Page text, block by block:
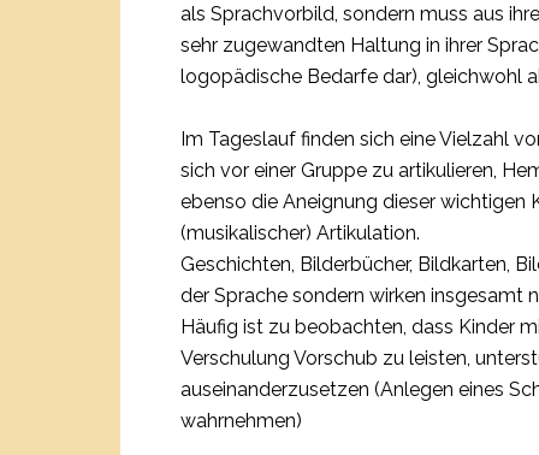
als Sprachvorbild, sondern muss aus
sehr zugewandten Haltung in ihrer
logopädische Bedarfe dar), gleichwohl
Im Tageslauf finden sich eine Vielzahl
sich vor einer Gruppe zu artikulieren,
ebenso die Aneignung dieser wichtigen
(musikalischer) Artikulation.
Geschichten, Bilderbücher, Bildkarten,
der Sprache sondern wirken insgesamt
Häufig ist zu beobachten, dass Kinder
Verschulung Vorschub zu leisten,
auseinanderzusetzen (Anlegen eines
wahrnehmen)